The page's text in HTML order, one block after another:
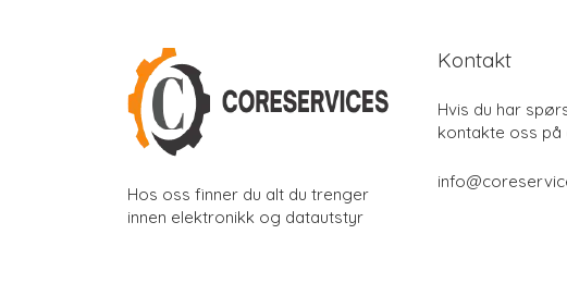
Hos oss finner du alt du trenger
innen elektronikk og datautstyr
Kontakt
Hvis du har
kontakte oss på